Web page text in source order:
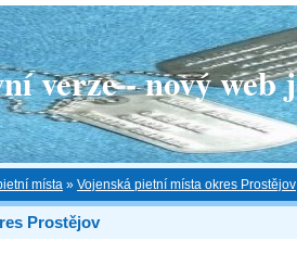
verze - nový web
místa » Vojenská pietní místa okres Prostějov
Prostějov